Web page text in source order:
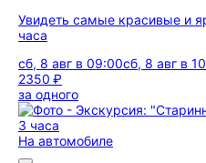
Увидеть самые красивые и
часа
сб, 8 авг в 09:00сб, 8 авг в
2350 ₽
за одного
3 часа
На автомобиле